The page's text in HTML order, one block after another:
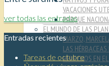
VACACIONES
PARQUE
EL MUNDO DE LAS
MARZO,
LAS
HELECHOS EN
ver todas las entradas
Entradas recientes
Tareas de octubre